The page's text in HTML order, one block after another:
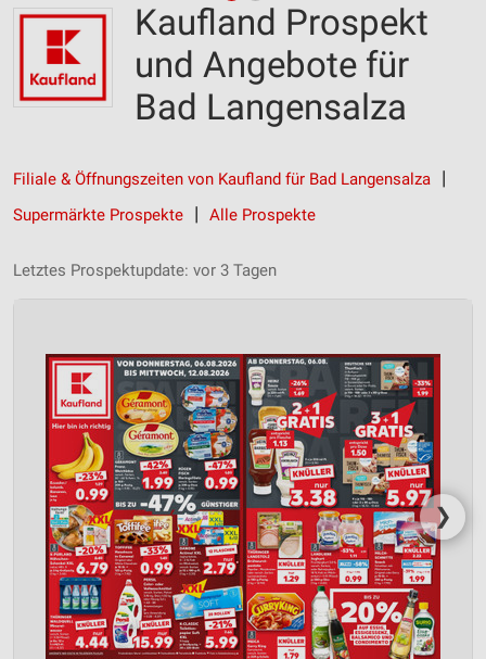
Kaufland Prospekt
und Angebote für
Bad Langensalza
Filiale & Öffnungszeiten von Kaufland für Bad Langensalza
Supermärkte Prospekte
Alle Prospekte
Letztes Prospektupdate: vor 3 Tagen
❯